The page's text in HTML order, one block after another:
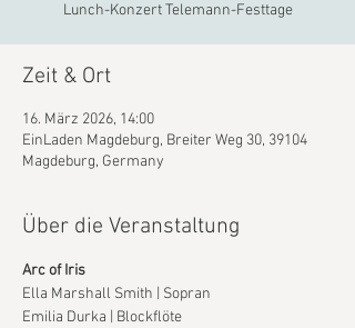
Lunch-Konzert Telemann-Festtage
Zeit & Ort
16. März 2026, 14:00
EinLaden Magdeburg, Breiter Weg 30, 39104
Magdeburg, Germany
Über die Veranstaltung
Arc of Iris
Ella Marshall Smith | Sopran
Emilia Durka | Blockflöte